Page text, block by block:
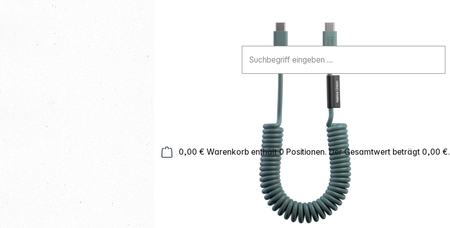
0,00 € Warenkorb enthält 0 Positionen. Der Gesamtwert beträgt 0,00 €.